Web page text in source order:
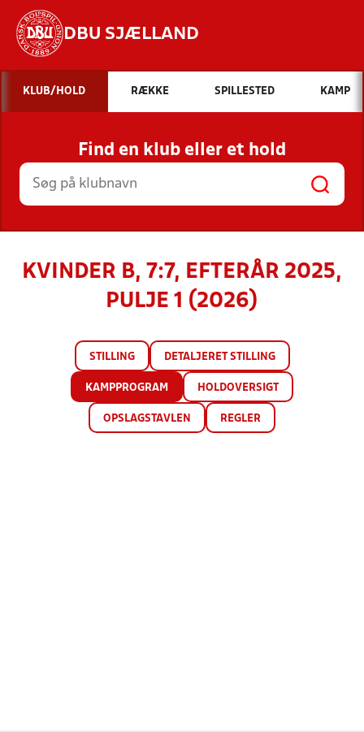
DBU SJÆLLAND
Hvad vil du søge efter?
INDHOLD OG NYHEDER
STILLINGER, RESULTATER, KLUBBER OG
HOLD
KLUB/HOLD RÆKKE SPILLESTED KAMP
Find en klub eller et hold
KVINDER B, 7:7, EFTERÅR 2025,
PULJE 1 (2026)
STILLING DETALJERET STILLING
KAMPPROGRAM HOLDOVERSIGT
OPSLAGSTAVLEN REGLER